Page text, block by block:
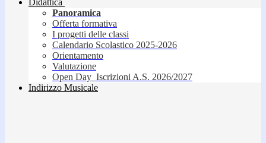
Didattica
Panoramica
Offerta formativa
I progetti delle classi
Calendario Scolastico 2025-2026
Orientamento
Valutazione
Open Day_Iscrizioni A.S. 2026/2027
Indirizzo Musicale